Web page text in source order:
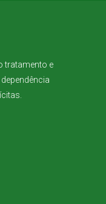
tratamento e